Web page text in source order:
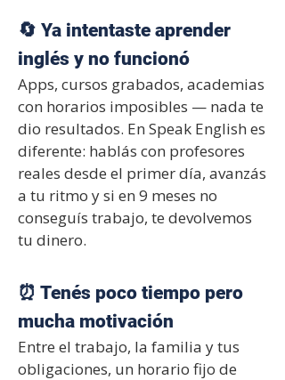
🔄 Ya intentaste aprender
inglés y no funcionó
Apps, cursos grabados, academias
con horarios imposibles — nada te
dio resultados. En Speak English es
diferente: hablás con profesores
reales desde el primer día, avanzás
a tu ritmo y si en 9 meses no
conseguís trabajo, te devolvemos
tu dinero.
⏰ Tenés poco tiempo pero
mucha motivación
Entre el trabajo, la familia y tus
obligaciones, un horario fijo de